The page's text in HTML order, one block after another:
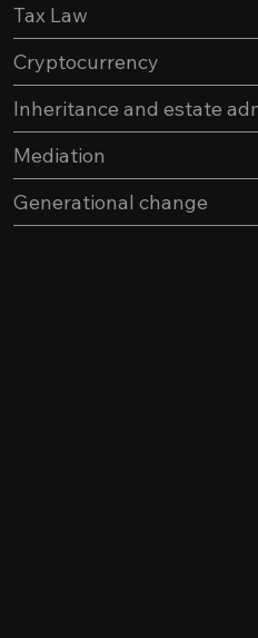
Tax Law
Cryptocurrency
Mediation
Inheritance and estate
Generational change